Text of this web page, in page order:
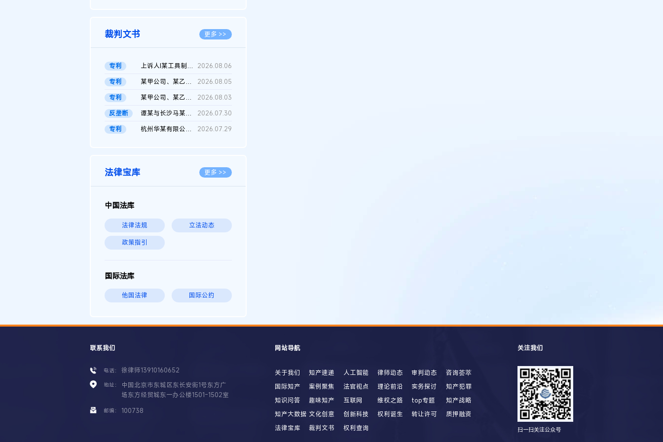
裁判文书 更多 >>
专利 上诉人I某工具制品有限公司与被上诉人程某及一审被告中华人民共和...
2026.08.06
专利
某甲公司、某乙公司、某丙公司申请诉前行为保全复议裁定书
2026.08.05
专利
某甲公司、某乙公司、官某与某丙公司专利申请权权属纠纷 二审判决...
2026.08.03
反垄断
谭某与长沙马某堆农产品股份有限公司滥用市场支配地位纠纷二审裁...
2026.07.30
专利
杭州华某有限公司与菲某有限公司侵害发明专利权纠纷 2026.07.29
法律宝库 更多 >>
中国法库
法律法规 立法动态
政策指引
国际法库
他国法律 国际公约
联系我们
电话： 徐律师13910160652
地址：
中国北京市东城区东长安街1号东方广
场东方经贸城东一办公楼1501-1502室
邮编： 100738
网站导航
关于我们 知产速递 人工智能 律师动态 审判动态
咨询荟萃
国际知产
案例聚焦 法官视点 理论前沿 实务探讨
知产犯罪
知识问答
趣味知产 互联网 维权之路 top专题
知产战略
知产大数据 文化创意 创新科技 权利诞生 转让许可
质押融资
法律宝库
裁判文书 权利查询
关注我们
扫一扫关注公众号